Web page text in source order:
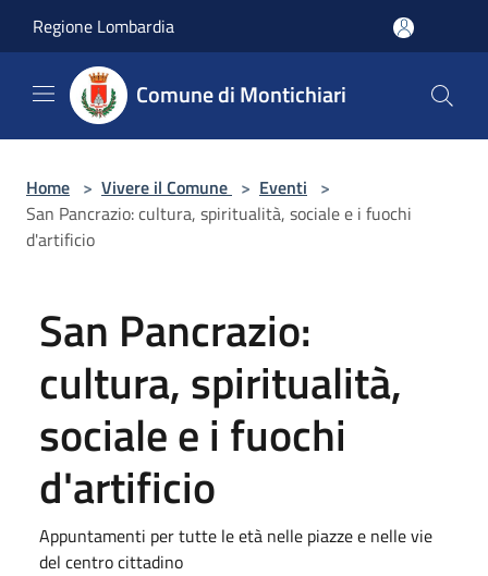
Regione Lombardia
Comune di Montichiari
Home > Vivere il Comune > Eventi >
San Pancrazio: cultura, spiritualità, sociale e i fuochi
d'artificio
San Pancrazio:
cultura, spiritualità,
sociale e i fuochi
d'artificio
Appuntamenti per tutte le età nelle piazze e nelle vie
del centro cittadino